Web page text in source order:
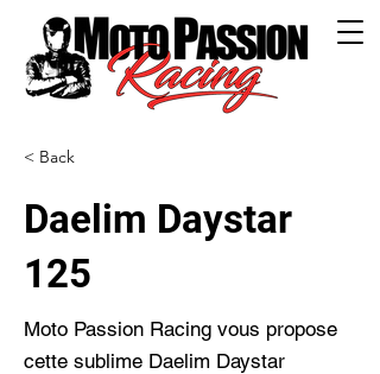
< Back
Daelim Daystar
125
Moto Passion Racing vous propose
cette sublime Daelim Daystar